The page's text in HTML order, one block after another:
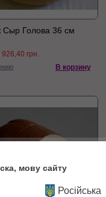
Сыр Голова 36 см
926,40 грн.
В корзину
мову сайту
Російська